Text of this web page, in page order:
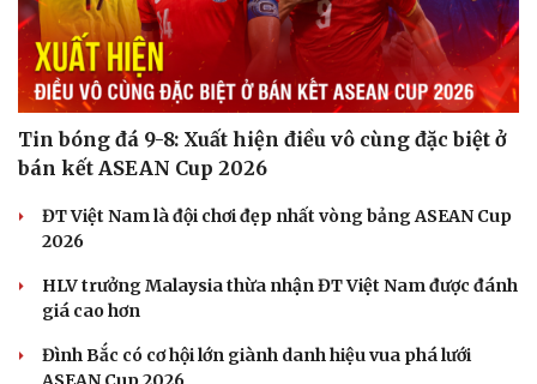
Nam khoa
Làm đẹp - giảm cân
Phòng mạch online
Ăn sạch sống khỏe
Tin bóng đá 9-8: Xuất hiện điều vô cùng đặc biệt ở
bán kết ASEAN Cup 2026
ĐT Việt Nam là đội chơi đẹp nhất vòng bảng ASEAN Cup
2026
HLV trưởng Malaysia thừa nhận ĐT Việt Nam được đánh
giá cao hơn
Đình Bắc có cơ hội lớn giành danh hiệu vua phá lưới